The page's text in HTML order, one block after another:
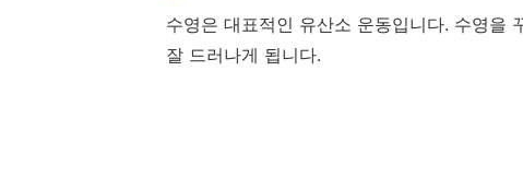
수영은 대표적인 유산소 운동입니다. 수영을
잘 드러나게 됩니다.